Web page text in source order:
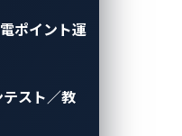
ポイント運
スト／教